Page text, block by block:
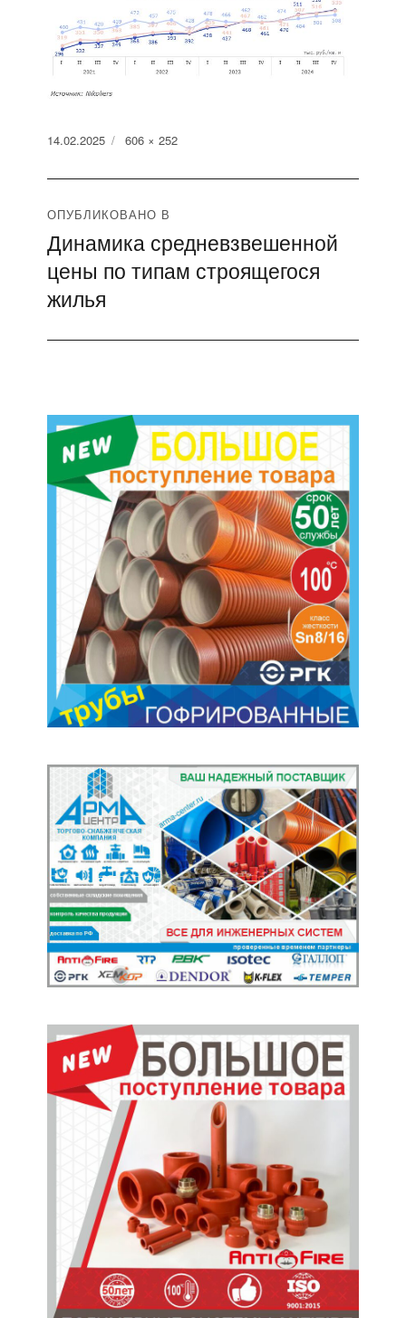
Опубликовано
14.02.2025
Полный
606 × 252
Навигация
по
записям
ОПУБЛИКОВАНО В
Динамика средневзвешенной
цены по типам строящегося
жилья